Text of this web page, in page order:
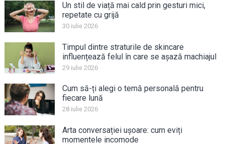
Un stil de viață mai cald prin gesturi mici,
repetate cu grijă
30 iulie 2026
Timpul dintre straturile de skincare
influențează felul în care se așază machiajul
29 iulie 2026
Cum să-ți alegi o temă personală pentru
fiecare lună
28 iulie 2026
Arta conversației ușoare: cum eviți
momentele incomode